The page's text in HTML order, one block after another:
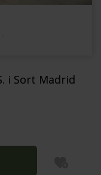
i Sort Madrid